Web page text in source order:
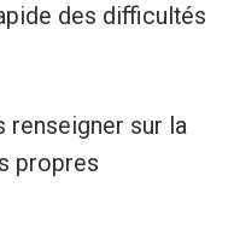
des difficultés
renseigner sur la
propres